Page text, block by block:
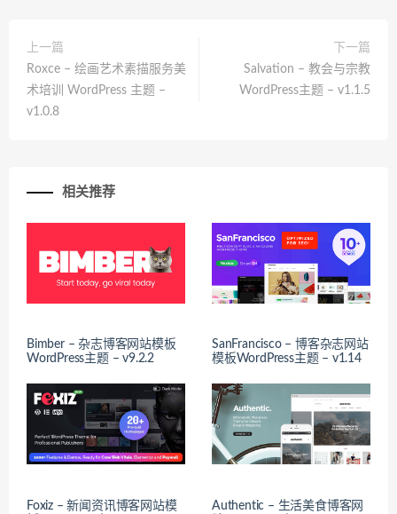
上一篇
Roxce – 绘画艺术素描服务美
术培训 WordPress 主题 –
v1.0.8
下一篇
Salvation – 教会与宗教
WordPress主题 – v1.1.5
相关推荐
Bimber – 杂志博客网站模板
WordPress主题 – v9.2.2
SanFrancisco – 博客杂志网站
模板WordPress主题 – v1.14
Foxiz – 新闻资讯博客网站模
Authentic – 生活美食博客网